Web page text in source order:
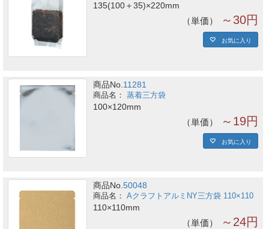
135(100＋35)×220mm
単価 ～30円
お気に入り
商品No. 11281
蒸着三方袋
100×120mm
単価 ～19円
お気に入り
商品No.50048
AクラフトアルミNY三方袋 110×110
110×110mm
単価 ～24円